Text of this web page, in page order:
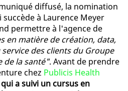
diffusé, la nomination
à Laurence Meyer
permettre à l'agence de
en matière de création, data,
des clients du Groupe
de la santé". Avant de prendre
chez Publicis Health
a suivi un cursus en